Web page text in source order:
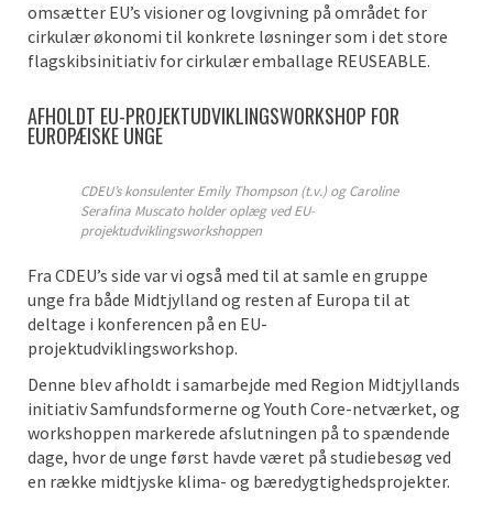
omsætter EU’s visioner og lovgivning på området for
cirkulær økonomi til konkrete løsninger som i det store
flagskibsinitiativ for cirkulær emballage REUSEABLE.
AFHOLDT EU-PROJEKTUDVIKLINGSWORKSHOP FOR
EUROPÆISKE UNGE
CDEU’s konsulenter Emily Thompson (t.v.) og Caroline
Serafina Muscato holder oplæg ved EU-
projektudviklingsworkshoppen
Fra CDEU’s side var vi også med til at samle en gruppe
unge fra både Midtjylland og resten af Europa til at
deltage i konferencen på en EU-
projektudviklingsworkshop.
Denne blev afholdt i samarbejde med Region Midtjyllands
initiativ Samfundsformerne og Youth Core-netværket, og
workshoppen markerede afslutningen på to spændende
dage, hvor de unge først havde været på studiebesøg ved
en række midtjyske klima- og bæredygtighedsprojekter.